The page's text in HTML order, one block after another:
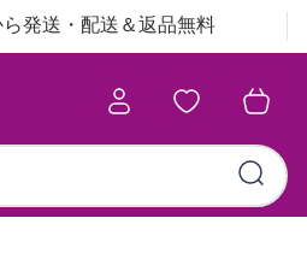
発送・配送＆返品無料